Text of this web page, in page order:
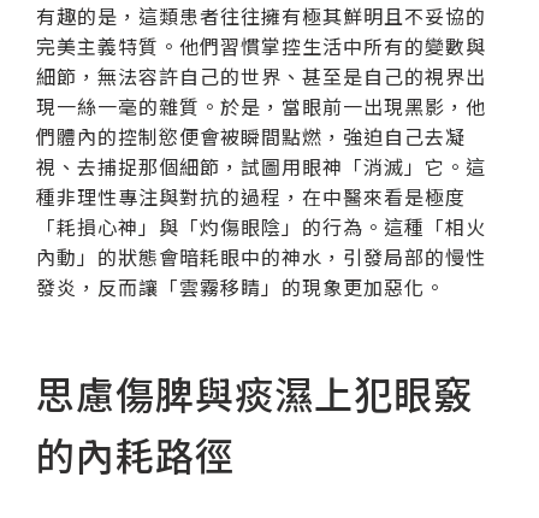
有趣的是，這類患者往往擁有極其鮮明且不妥協的
完美主義特質。他們習慣掌控生活中所有的變數與
細節，無法容許自己的世界、甚至是自己的視界出
現一絲一毫的雜質。於是，當眼前一出現黑影，他
們體內的控制慾便會被瞬間點燃，強迫自己去凝
視、去捕捉那個細節，試圖用眼神「消滅」它。這
種非理性專注與對抗的過程，在中醫來看是極度
「耗損心神」與「灼傷眼陰」的行為。這種「相火
內動」的狀態會暗耗眼中的神水，引發局部的慢性
發炎，反而讓「雲霧移睛」的現象更加惡化。
思慮傷脾與痰濕上犯眼竅
的內耗路徑